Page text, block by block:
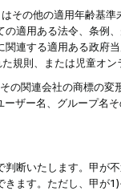
その他の適用年齢基
適用ある法令、条例
連する適用ある政府
規則、または児童オン
の関連会社の商標の
ザー名、グループ名
断いたします。甲が
ます。ただし、甲が